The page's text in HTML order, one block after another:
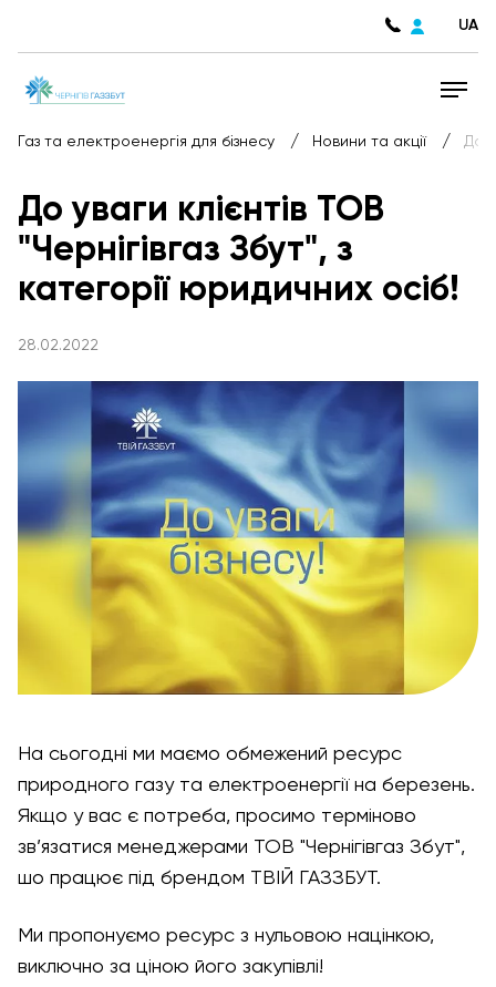
UA
Газ та електроенергія для бізнесу / Новини та акції / До
До уваги клієнтів ТОВ
"Чернігівгаз Збут", з
категорії юридичних осіб!
28.02.2022
На сьогодні ми маємо обмежений ресурс
природного газу та електроенергії на березень.
Якщо у вас є потреба, просимо терміново
зв’язатися менеджерами ТОВ "Чернігівгаз Збут",
шо працює під брендом ТВІЙ ГАЗЗБУТ.
Ми пропонуємо ресурс з нульовою націнкою,
виключно за ціною його закупівлі!